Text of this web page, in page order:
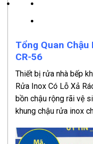
Tổng Quan Chậu
CR-56
Thiết bị rửa nhà bếp
Rửa Inox Có Lỗ Xả
bồn chậu rộng rãi vệ
khung chậu rửa inox